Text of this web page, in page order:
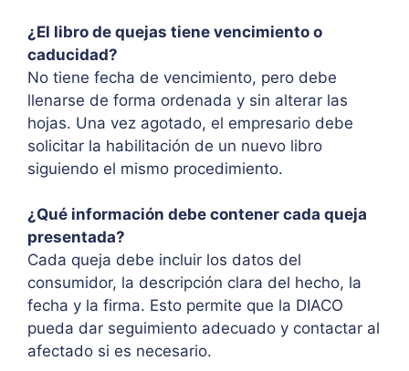
¿El libro de quejas tiene vencimiento o
caducidad?
No tiene fecha de vencimiento, pero debe
llenarse de forma ordenada y sin alterar las
hojas. Una vez agotado, el empresario debe
solicitar la habilitación de un nuevo libro
siguiendo el mismo procedimiento.
¿Qué información debe contener cada queja
presentada?
Cada queja debe incluir los datos del
consumidor, la descripción clara del hecho, la
fecha y la firma. Esto permite que la DIACO
pueda dar seguimiento adecuado y contactar al
afectado si es necesario.